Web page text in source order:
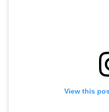
View this